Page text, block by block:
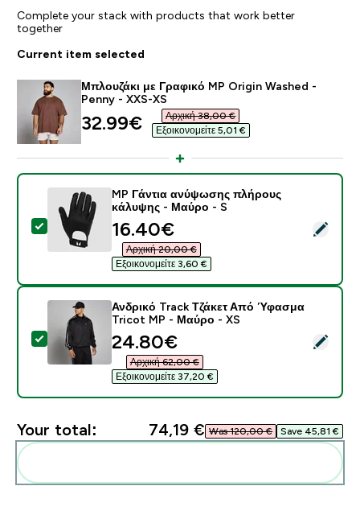
Complete your stack with products that work better
together
Current item selected
Μπλουζάκι με Γραφικό MP Origin Washed -
Penny - XXS-XS
discounted price
32.99€‎
Αρχική 38,00 €‎
Εξοικονομείτε 5,01 €‎
Select this product - MP Γάντια ανύψωσης πλήρους
MP Γάντια ανύψωσης πλήρους
κάλυψης - Μαύρο - S
discounted price
16.40€‎
Αρχική 20,00 €‎
Εξοικονομείτε 3,60 €‎
Select this product - Ανδρικό Track Τζάκετ Από
Ανδρικό Track Τζάκετ Από Ύφασμα
Tricot MP - Μαύρο - XS
discounted price
24.80€‎
Αρχική 62,00 €‎
Εξοικονομείτε 37,20 €‎
Your total: 74,19 €‎ Was 120,00 €‎ Save 45,81 €‎